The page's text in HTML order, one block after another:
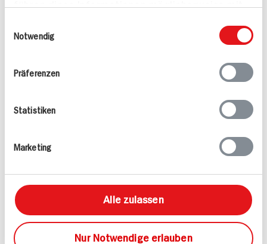
bereitgestellt haben oder die sie im Rahmen
Notwendig
Präferenzen
Statistiken
Marketing
Alle zulassen
Nur Notwendige erlauben
kontakt
hit.de
(0228) 42967 0
Sortiment
Marktfinder